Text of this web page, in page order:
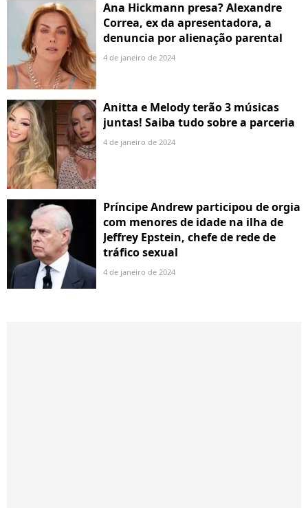
Ana Hickmann presa? Alexandre
Correa, ex da apresentadora, a
denuncia por alienação parental
4 de janeiro de 2024
Anitta e Melody terão 3 músicas
juntas! Saiba tudo sobre a parceria
4 de janeiro de 2024
Príncipe Andrew participou de orgia
com menores de idade na ilha de
Jeffrey Epstein, chefe de rede de
tráfico sexual
4 de janeiro de 2024